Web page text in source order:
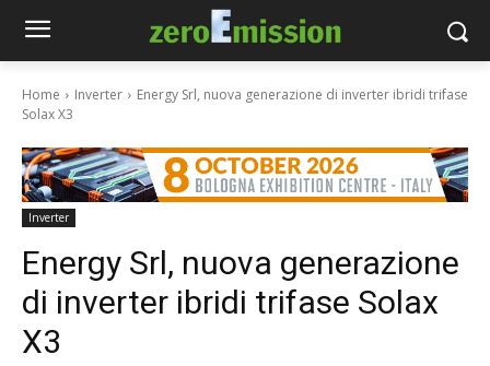
Home Inverter
Energy Srl, nuova generazione di inverter ibridi trifase
Solax X3
Inverter
Energy Srl, nuova generazione
di inverter ibridi trifase Solax
X3